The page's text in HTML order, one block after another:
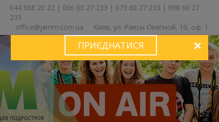
044 568 20 22 | 066 60 27 233 | 073 60 27 233 | 098 60 27
233
office@jamm.com.ua
Киев, ул. Раисы Окипной, 10, оф. 1
ПРИЄДНАТИСЯ